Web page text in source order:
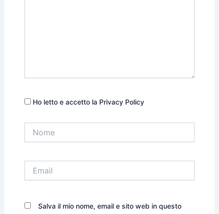
Ho letto e accetto la Privacy Policy
Salva il mio nome, email e sito web in questo